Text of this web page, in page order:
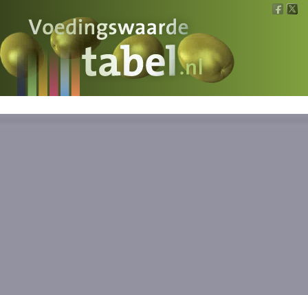
Voedingswaarde
Wat is wat?